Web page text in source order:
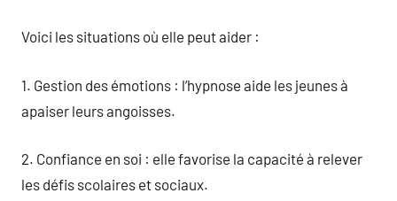
Voici les situations où elle peut aider :
1. Gestion des émotions : l’hypnose aide les jeunes à
apaiser leurs angoisses.
2. Confiance en soi : elle favorise la capacité à relever
les défis scolaires et sociaux.